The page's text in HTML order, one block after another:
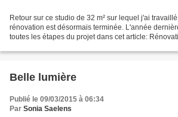
Retour sur ce studio de 32 m² sur lequel j'ai
rénovation est désormais terminée. L'année
toutes les étapes du projet dans cet article:
Belle lumière
Publié le 09/03/2015 à 06:34
Par Sonia Saelens